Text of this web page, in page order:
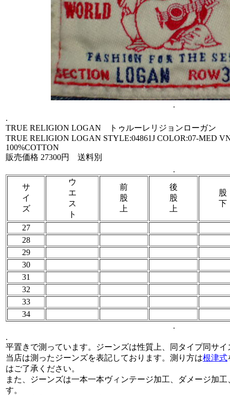
.
.
TRUE RELIGION LOGAN トゥルーレリジョンローガン
TRUE RELIGION LOGAN STYLE:04861J COLOR:07-MED
100%COTTON
販売価格 27300円 送料別
.
サ
イ
ズ
ウ
エ
ス
ト
前
股
上
後
股
上
股
下
27
28
29
30
31
32
33
34
.
.
平置きで測っています。ジーンズは性質上、同タイプ同サ
当店は測ったジーンズを表記しております。測り方は根津式
はご了承ください。
また、ジーンズは一本一本ヴィンテージ加工、ダメージ加
す。